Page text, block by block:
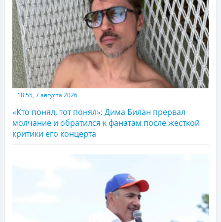
18:55, 7 августа 2026
«Кто понял, тот понял»: Дима Билан прервал
молчание и обратился к фанатам после жесткой
критики его концерта